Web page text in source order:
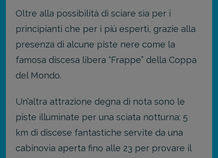
Oltre alla possibilità di sciare sia per i
principianti che per i più esperti, grazie alla
presenza di alcune piste nere come la
famosa discesa libera “Frappe” della Coppa
del Mondo.
Un’altra attrazione degna di nota sono le
piste illuminate per una sciata notturna: 5
km di discese fantastiche servite da una
cabinovia aperta fino alle 23 per provare il